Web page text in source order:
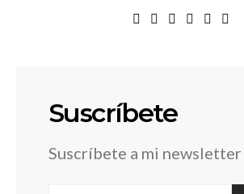
Suscríbete
Suscríbete a mi newsletter